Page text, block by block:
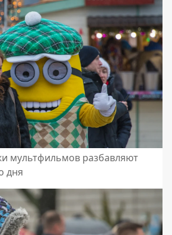
мультфильмов разбавляют
дня